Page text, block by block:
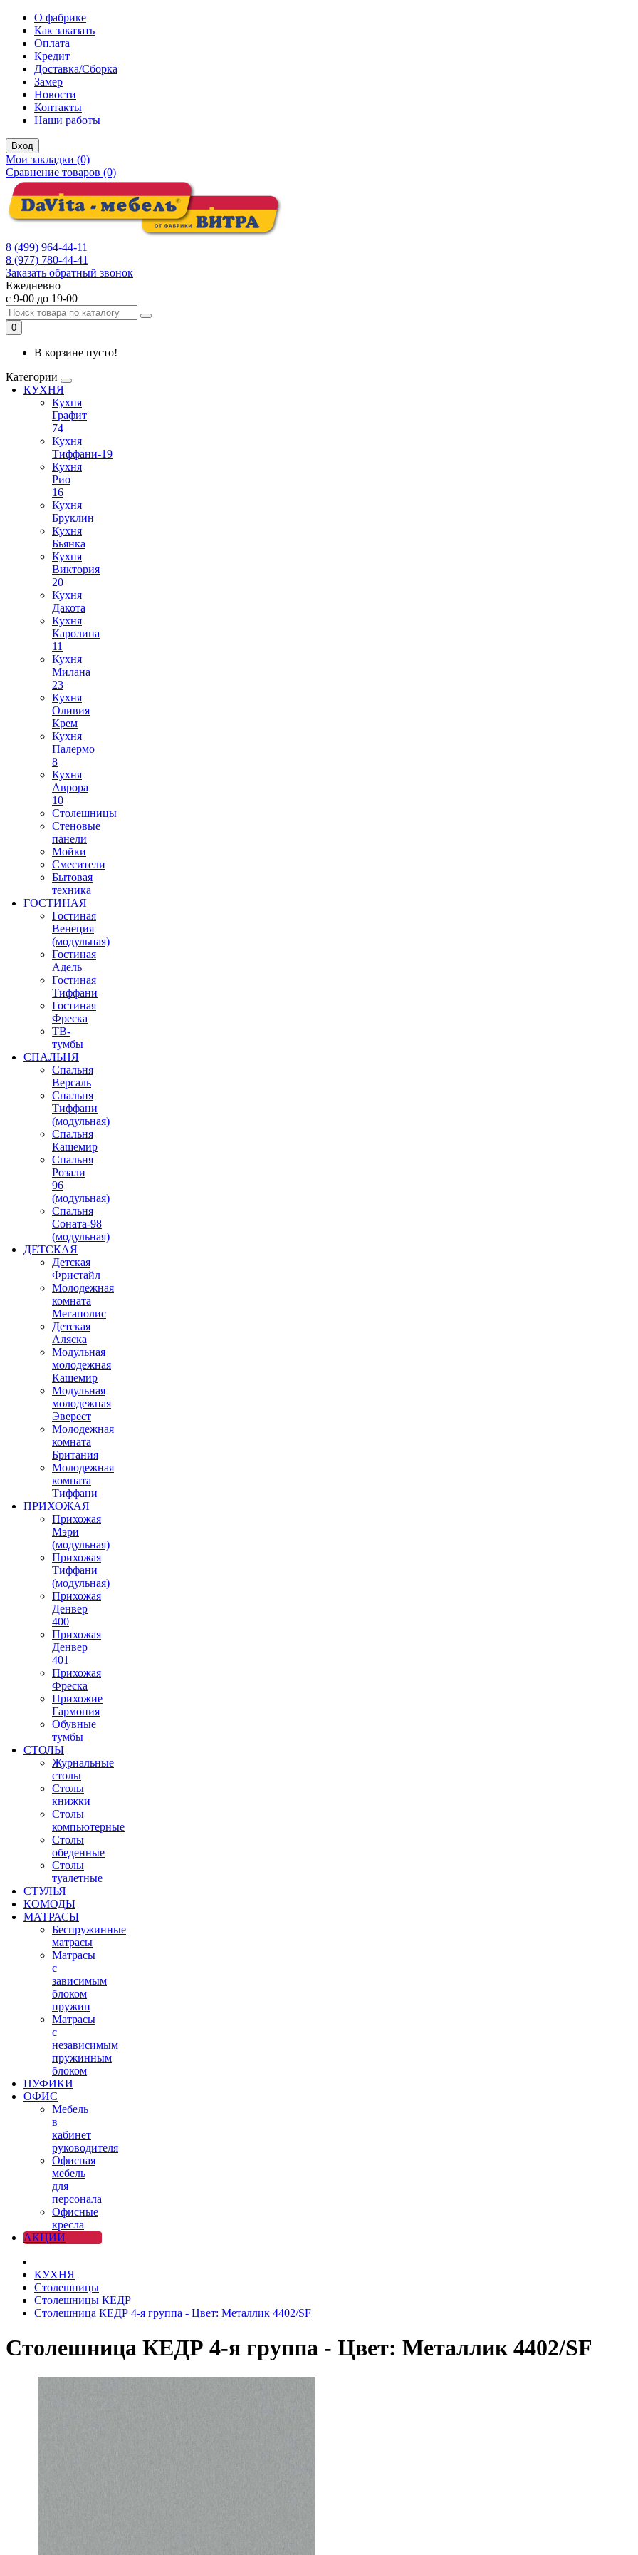
О фабрике
Как заказать
Оплата
Кредит
Доставка/Сборка
Замер
Новости
Контакты
Наши работы
Вход
Мои закладки (0)
Сравнение товаров (0)
8 (499) 964-44-11
8 (977) 780-44-41
Заказать обратный звонок
Ежедневно
с 9-00 до 19-00
0
В корзине пусто!
Категории
КУХНЯ
Кухня
Графит
74
Кухня
Тиффани-19
Кухня
Рио
16
Кухня
Бруклин
Кухня
Бьянка
Кухня
Виктория
20
Кухня
Дакота
Кухня
Каролина
11
Кухня
Милана
23
Кухня
Оливия
Крем
Кухня
Палермо
8
Кухня
Аврора
10
Столешницы
Стеновые
панели
Мойки
Смесители
Бытовая
техника
ГОСТИНАЯ
Гостиная
Венеция
(модульная)
Гостиная
Адель
Гостиная
Тиффани
Гостиная
Фреска
ТВ-
тумбы
СПАЛЬНЯ
Спальня
Версаль
Спальня
Тиффани
(модульная)
Спальня
Кашемир
Спальня
Розали
96
(модульная)
Спальня
Соната-98
(модульная)
ДЕТСКАЯ
Детская
Фристайл
Молодежная
комната
Мегаполис
Детская
Аляска
Модульная
молодежная
Кашемир
Модульная
молодежная
Эверест
Молодежная
комната
Британия
Молодежная
комната
Тиффани
ПРИХОЖАЯ
Прихожая
Мэри
(модульная)
Прихожая
Тиффани
(модульная)
Прихожая
Денвер
400
Прихожая
Денвер
401
Прихожая
Фреска
Прихожие
Гармония
Обувные
тумбы
СТОЛЫ
Журнальные
столы
Столы
книжки
Столы
компьютерные
Столы
обеденные
Столы
туалетные
СТУЛЬЯ
КОМОДЫ
МАТРАСЫ
Беспружинные
матрасы
Матрасы
с
зависимым
блоком
пружин
Матрасы
с
независимым
пружинным
блоком
ПУФИКИ
ОФИС
Мебель
в
кабинет
руководителя
Офисная
мебель
для
персонала
Офисные
кресла
АКЦИИ
КУХНЯ
Столешницы
Столешницы КЕДР
Столешница КЕДР 4-я группа - Цвет: Металлик 4402/SF
Столешница КЕДР 4-я группа - Цвет: Металлик 4402/SF